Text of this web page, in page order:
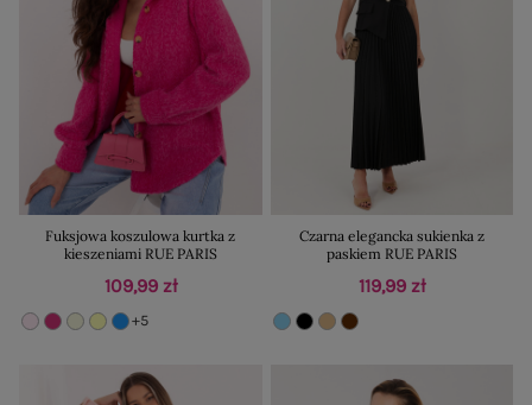
Fuksjowa koszulowa kurtka z
kieszeniami RUE PARIS
109,99 zł
+5
Czarna elegancka sukienka z
paskiem RUE PARIS
119,99 zł